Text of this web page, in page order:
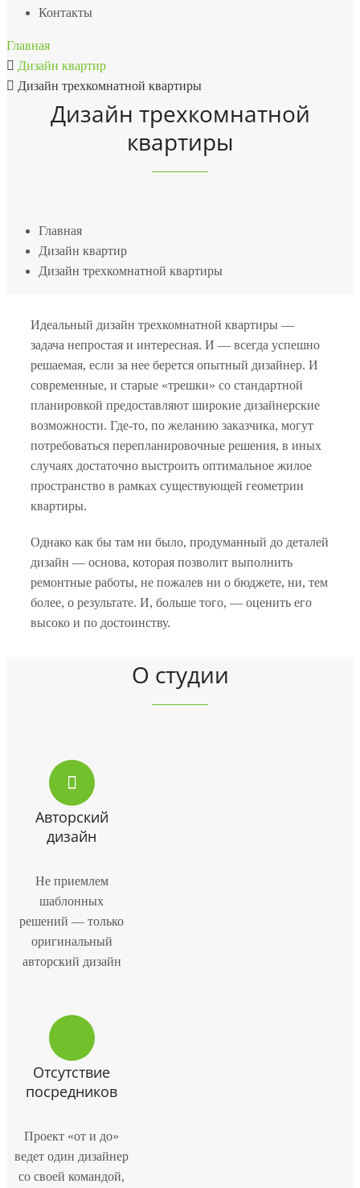
Контакты
Главная
Дизайн квартир
Дизайн трехкомнатной квартиры
Дизайн трехкомнатной
квартиры
Главная
Дизайн квартир
Дизайн трехкомнатной квартиры
Идеальный дизайн трехкомнатной квартиры —
задача непростая и интересная. И — всегда успешно
решаемая, если за нее берется опытный дизайнер. И
современные, и старые «трешки» со стандартной
планировкой предоставляют широкие дизайнерские
возможности. Где-то, по желанию заказчика, могут
потребоваться перепланировочные решения, в иных
случаях достаточно выстроить оптимальное жилое
пространство в рамках существующей геометрии
квартиры.
Однако как бы там ни было, продуманный до деталей
дизайн — основа, которая позволит выполнить
ремонтные работы, не пожалев ни о бюджете, ни, тем
более, о результате. И, больше того, — оценить его
высоко и по достоинству.
О студии
Авторский
дизайн
Не приемлем
шаблонных
решений — только
оригинальный
авторский дизайн
Отсутствие
посредников
Проект «от и до»
ведет один дизайнер
со своей командой,